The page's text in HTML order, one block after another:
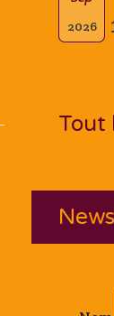
2026
Tout